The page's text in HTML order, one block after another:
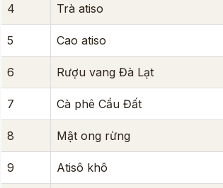
4 Trà atiso
5 Cao atiso
6 Rượu vang Đà Lạt
7 Cà phê Cầu Đất
8 Mật ong rừng
9 Atisô khô